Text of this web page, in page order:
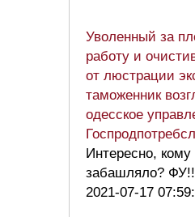
Уволенный за
работу и
от люстрации
таможенник
одесское
Интересно, кому
забашляло?
2021-07-17